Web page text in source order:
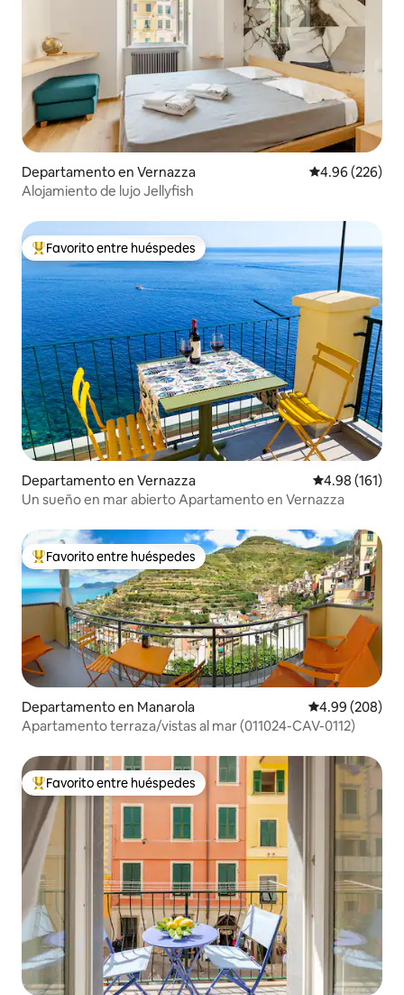
Departamento en Vernazza Calificación
4.96 (226)
Alojamiento de lujo Jellyfish
De los mejores en Favorito entre huéspedes
Favorito entre huéspedes
Departamento en Vernazza Calificación
4.98 (161)
Un sueño en mar abierto Apartamento en Vernazza
De los mejores en Favorito entre huéspedes
Favorito entre huéspedes
Departamento en Manarola Calificación
4.99 (208)
Apartamento terraza/vistas al mar (011024-CAV-0112)
De los mejores en Favorito entre huéspedes
Favorito entre huéspedes